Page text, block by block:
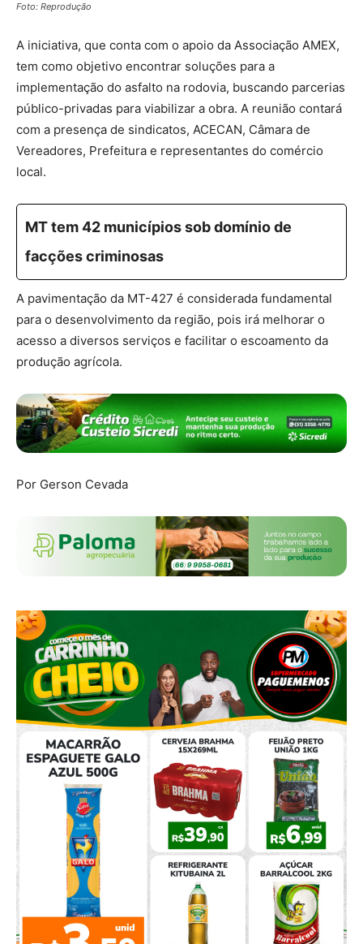
Foto: Reprodução
A iniciativa, que conta com o apoio da Associação AMEX,
tem como objetivo encontrar soluções para a
implementação do asfalto na rodovia, buscando parcerias
público-privadas para viabilizar a obra. A reunião contará
com a presença de sindicatos, ACECAN, Câmara de
Vereadores, Prefeitura e representantes do comércio
local.
MT tem 42 municípios sob domínio de
facções criminosas
A pavimentação da MT-427 é considerada fundamental
para o desenvolvimento da região, pois irá melhorar o
acesso a diversos serviços e facilitar o escoamento da
produção agrícola.
Por Gerson Cevada